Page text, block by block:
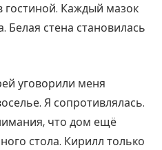
гостиной. Каждый мазок
стена становилась
уговорили меня
Я сопротивлялась.
что дом ещё
стола. Кирилл только